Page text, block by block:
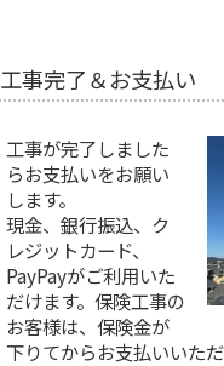
工事完了＆お支払い
工事が完了しました
らお支払いをお願い
します。
現金、銀行振込、ク
レジットカード、
PayPayがご利用いた
だけます。保険工事の
お客様は、保険金が
下りてからお支払いいただ